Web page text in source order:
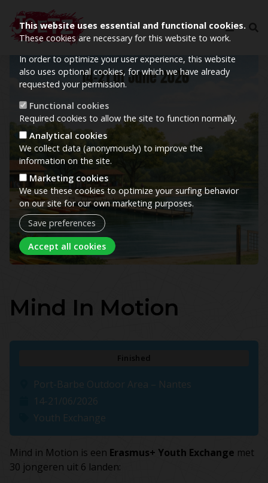
This website uses essential and functional cookies.
These cookies are necessary for this website to work.
In order to optimize your user experience, this website
also uses optional cookies, for which we have already
requested your permission.
Functional cookies
Required cookies to allow the site to function normally.
Analytical cookies
We collect data (anonymously) to improve the
information on the site.
Marketing cookies
We use these cookies to optimize your surfing behavior
on our site for our own marketing purposes.
Save preferences
Accept all cookies
Image
Mind In Motion
Finished
Port-Barbe Outdoor Area – Nantes
14-21/06/2026
Youth Exchange
Mind in Motion is een Erasmus+ Youth Exchange met
30 jongeren uit 6 landen: